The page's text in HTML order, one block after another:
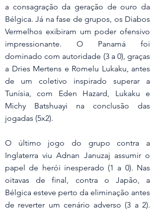
a consagração da geração de ouro da
Bélgica. Já na fase de grupos, os Diabos
Vermelhos exibiram um poder ofensivo
impressionante. O Panamá foi
dominado com autoridade (3 a 0), graças
a Dries Mertens e Romelu Lukaku, antes
de um coletivo inspirado superar a
Tunísia, com Eden Hazard, Lukaku e
Michy Batshuayi na conclusão das
jogadas (5x2).
O último jogo do grupo contra a
Inglaterra viu Adnan Januzaj assumir o
papel de herói inesperado (1 a 0). Nas
oitavas de final, contra o Japão, a
Bélgica esteve perto da eliminação antes
de reverter um cenário adverso (3 a 2).